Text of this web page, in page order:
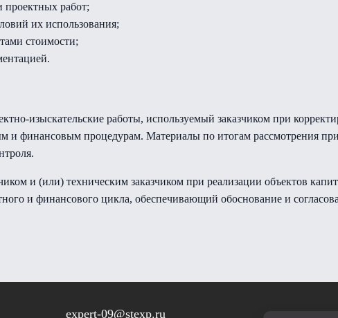
работ;
их использования;
стоимости;
изыскательские работы, используемый заказчиком при
и финансовым процедурам. Материалы по итогам рассмотрения
и (или) техническим заказчиком при реализации объектов
и финансового цикла, обеспечивающий обоснование и
expert-09@stexp.ru